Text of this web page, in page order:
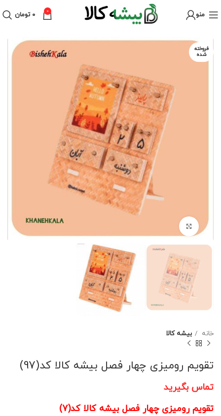
منو 0 ۰ تومان
فروخته
شده
خانه بیشه کالا
تقویم رومیزی چهار فصل بیشه کالا کد(97)
تماس بگیرید
تقویم رومیزی چهار فصل بیشه کالا کد(7)